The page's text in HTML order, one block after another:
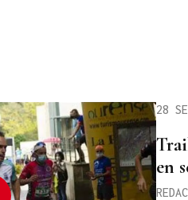
28
en